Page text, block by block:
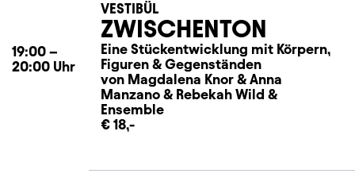
19:00 –
20:00 Uhr
VESTIBÜL
ZWISCHENTON
Eine Stückentwicklung mit Körpern,
Figuren & Gegenständen
von Magdalena Knor & Anna
Manzano & Rebekah Wild &
Ensemble
€ 18,-